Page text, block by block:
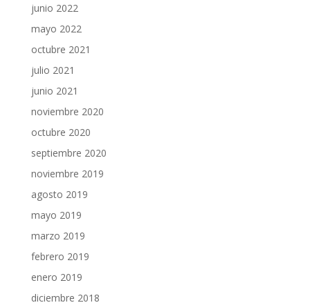
junio 2022
mayo 2022
octubre 2021
julio 2021
junio 2021
noviembre 2020
octubre 2020
septiembre 2020
noviembre 2019
agosto 2019
mayo 2019
marzo 2019
febrero 2019
enero 2019
diciembre 2018